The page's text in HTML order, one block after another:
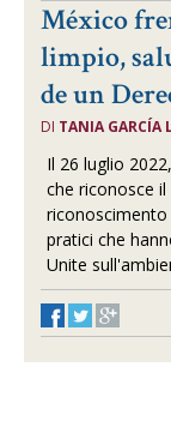
México
limpio,
de un
DI TANIA GARCÍA
Il 26 luglio
che riconosce
pratici che
Unite